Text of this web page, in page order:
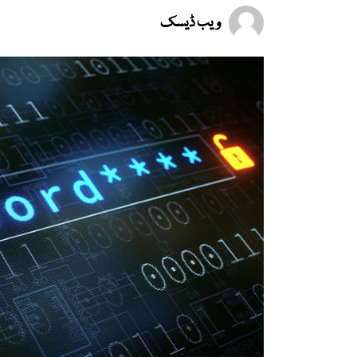
ویب ڈیسک